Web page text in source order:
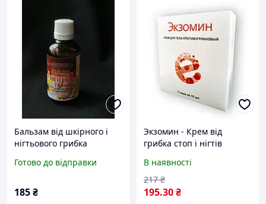
Бальзам від шкірного і
нігтьового грибка
Готово до відправки
185₴
Экзомин - Крем від
грибка стоп і нігтів
В наявності
195.30₴
217 ₴